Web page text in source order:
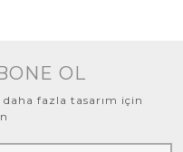
OL
fazla tasarım için